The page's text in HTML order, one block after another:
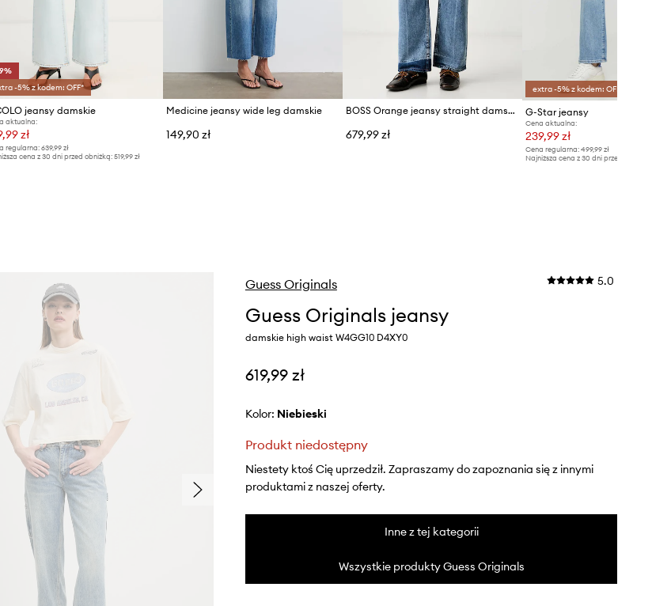
-5% z kodem: OFF*
jeansy damskie
aktualna:
zł
regularna: 639,99 zł
cena z 30 dni przed obniżką: 519,99 zł
Medicine jeansy wide leg damskie
149,90 zł
BOSS Orange jeansy straight damskie C_ADA HR 18.0
679,99 zł
extra -5% z kodem: OFF*
G-Star jeansy
Cena aktualna:
239,99 zł
Cena regularna: 499,99 zł
Najniższa cena z 30 dni przed obniżką:
Guess Originals 5.0
Guess Originals jeansy
damskie high waist W4GG10 D4XY0
619,99 zł
Kolor: niebieski
Produkt niedostępny
Niestety ktoś Cię uprzedził. Zapraszamy do zapoznania się z innymi
produktami z naszej oferty.
Inne z tej kategorii
Wszystkie produkty Guess Originals